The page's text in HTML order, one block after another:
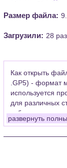
Размер файла:
Загрузили: 28 раз
Как открыть
.GP5) - формат
используется
для различных
табулатуры для
применяется
Для открытия
установить у
развернуть